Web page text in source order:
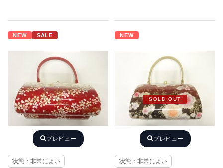
NEW SALE
プレビュー
状態：非常によい
NEW
SOLD OUT
プレビュー
状態：非常によい